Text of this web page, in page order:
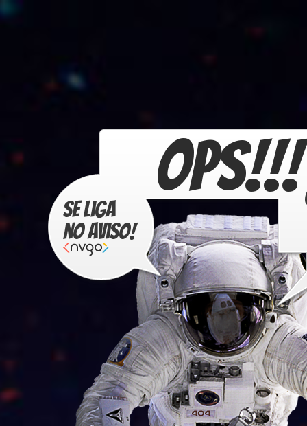
Se liga
no aviso!
OPS!!!